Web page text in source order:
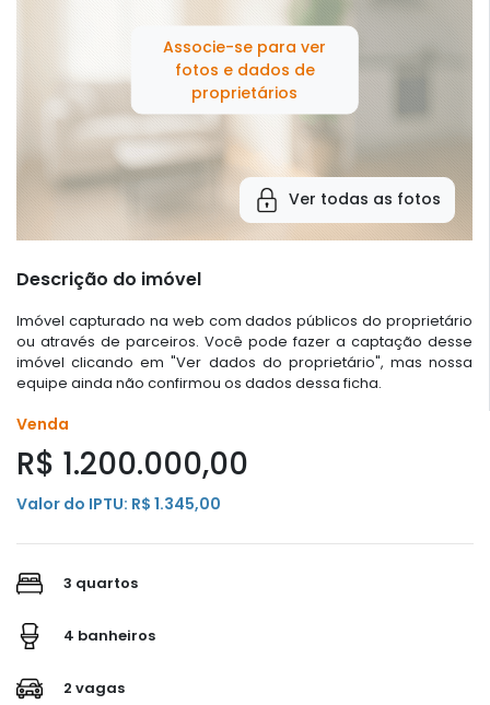
Associe-se para ver
fotos e dados de
proprietários
Ver todas as fotos
Descrição do imóvel
Imóvel capturado na web com dados públicos do proprietário
ou através de parceiros. Você pode fazer a captação desse
imóvel clicando em "Ver dados do proprietário", mas nossa
equipe ainda não confirmou os dados dessa ficha.
Venda
R$ 1.200.000,00
Valor do IPTU: R$ 1.345,00
3 quartos
4 banheiros
2 vagas